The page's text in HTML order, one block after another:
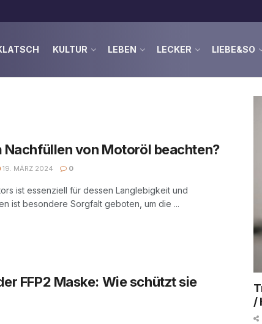
KULTUR LEBEN LECKER LIEBE&SO
Nachfüllen von Motoröl beachten?
19. MÄRZ 2024 0
ist essenziell für dessen Langlebigkeit und
ist besondere Sorgfalt geboten, um die ...
FFP2 Maske: Wie schützt sie
/